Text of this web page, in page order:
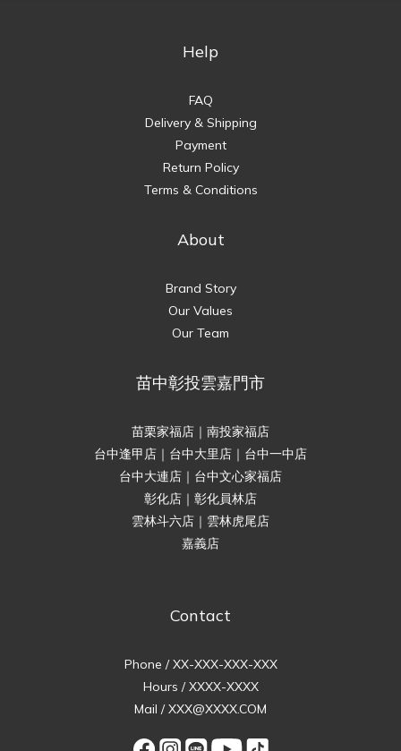
Help
FAQ
Delivery & Shipping
Payment
Return Policy
Terms & Conditions
About
Brand Story
Our Values
Our Team
苗中彰投雲嘉門市
苗栗家福店｜南投家福店
台中逢甲店｜台中大里店｜台中一中店
台中大連店｜台中文心家福店
彰化店｜彰化員林店
雲林斗六店｜雲林虎尾店
嘉義店
Contact
Phone / XX-XXX-XXX-XXX
Hours / XXXX-XXXX
Mail / XXX@XXXX.COM